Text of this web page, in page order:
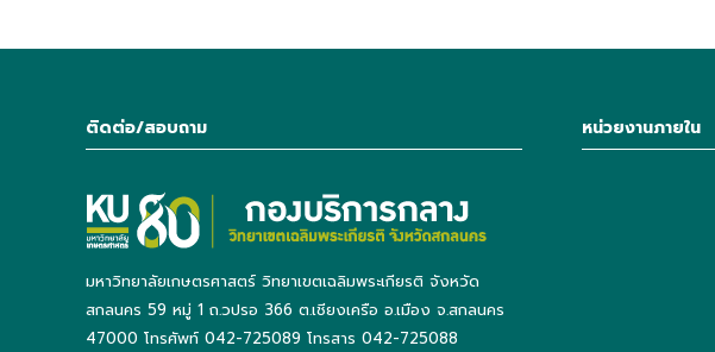
ติดต่อ/สอบถาม
มหาวิทยาลัยเกษตรศาสตร์ วิทยาเขตเฉลิมพระเกียรติ จังหวัด
สกลนคร 59 หมู่ 1 ถ.วปรอ 366 ต.เชียงเครือ อ.เมือง จ.สกลนคร
47000 โทรศัพท์ 042-725089 โทรสาร 042-725088
หน่วยงานภายใน